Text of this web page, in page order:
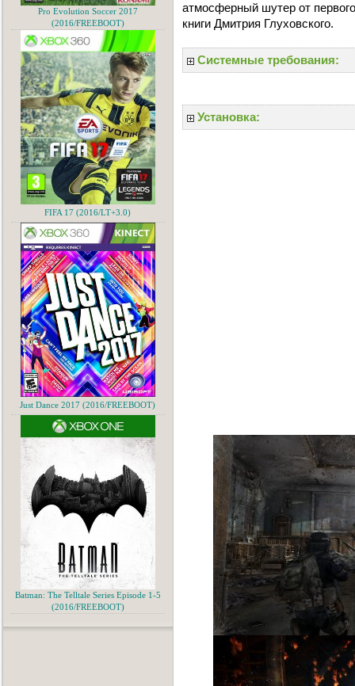
атмосферный шутер от
книги Дмитрия Глуховского.
Системные требования:
Установка:
Pro Evolution Soccer 2017
(2016/FREEBOOT)
FIFA 17 (2016/LT+3.0)
Just Dance 2017 (2016/FREEBOOT)
Batman: The Telltale Series Episode 1-5
(2016/FREEBOOT)